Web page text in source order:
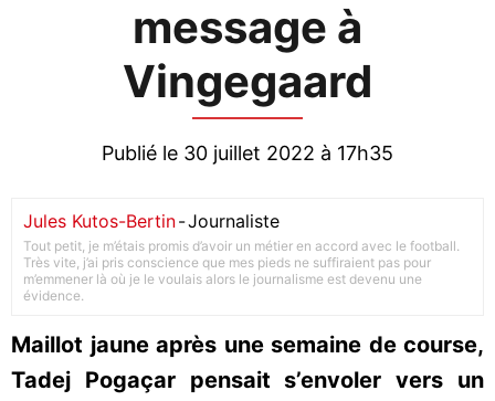
message à
Vingegaard
Publié le 30 juillet 2022 à 17h35
Jules Kutos-Bertin-Journaliste
Tout petit, je m’étais promis d’avoir un métier en accord avec le football.
Très vite, j’ai pris conscience que mes pieds ne suffiraient pas pour
m’emmener là où je le voulais alors le journalisme est devenu une
évidence.
Maillot jaune après une semaine de course,
Tadej Pogaçar pensait s’envoler vers un